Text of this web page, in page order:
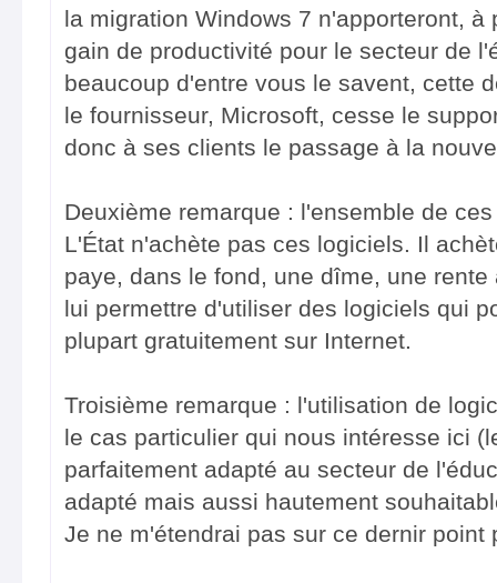
la migration Windows 7 n'apporteront,
gain de productivité pour le secteur de
beaucoup d'entre vous le savent, cette
le fournisseur, Microsoft, cesse le
donc à ses clients le passage à la
Deuxième remarque : l'ensemble de
L'État n'achète pas ces logiciels. Il
paye, dans le fond, une dîme, une
lui permettre d'utiliser des logiciels qui
plupart gratuitement sur Internet.
Troisième remarque : l'utilisation de
le cas particulier qui nous intéresse ici
parfaitement adapté au secteur de
adapté mais aussi hautement
Je ne m'étendrai pas sur ce dernir point